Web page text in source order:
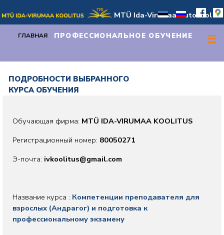
MTÜ Ida-Virumaa Autokool
ПРОФЕССИОНАЛЬНОЕ ОБУЧЕНИЕ
ГЛАВНАЯ ☰
ПОДРОБНОСТИ ВЫБРАННОГО
КУРСА ОБУЧЕНИЯ
Обучающая фирма: MTÜ IDA-VIRUMAA KOOLITUS
Регистрационный номер: 80050271
Э-почта: ivkoolitus@gmail.com
Название курса : Компетенции преподавателя для
взрослых (Андрагог) и подготовка к
профессиональному экзамену